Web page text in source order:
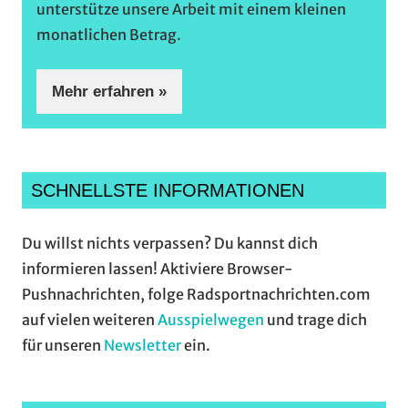
unterstütze unsere Arbeit mit einem kleinen
monatlichen Betrag.
Mehr erfahren »
SCHNELLSTE INFORMATIONEN
Du willst nichts verpassen? Du kannst dich
informieren lassen! Aktiviere Browser-
Pushnachrichten, folge Radsportnachrichten.com
auf vielen weiteren Ausspielwegen und trage dich
für unseren Newsletterein.